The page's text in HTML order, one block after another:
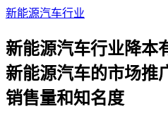
新能源汽车行业
新能源汽车行业降本
新能源汽车的市场推
销售量和知名度